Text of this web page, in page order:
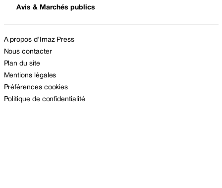
Avis & Marchés publics
A propos d’Imaz Press
Nous contacter
Plan du site
Mentions légales
Préférences cookies
Politique de confidentialité